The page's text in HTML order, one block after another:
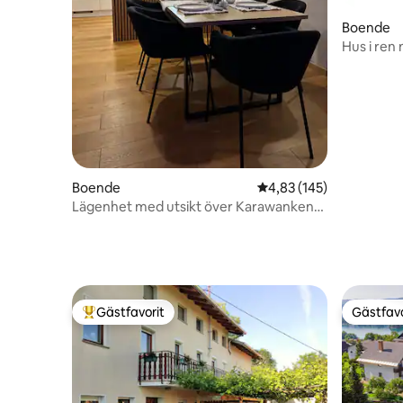
Boende 4,83 av 5 i
4,83 (145)
Lägenhet med utsikt över Karawanken
Boende
Hus i ren
Populär gästfavorit
Gästfavorit